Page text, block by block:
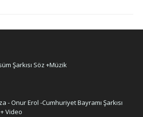
Şarkısı Söz +Müzik
- Onur Erol -Cumhuriyet Bayramı Şarkısı
Video